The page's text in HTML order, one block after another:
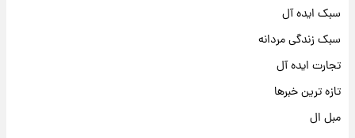
سبک ایده آل
سبک زندگی مردانه
تجارت ایده آل
تازه ترین خبرها
مبل ال